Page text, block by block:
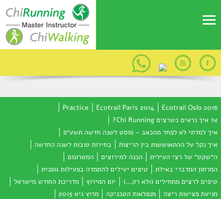
Ecotrail Oslo 2016
Ecotrail Paris 2014
Practice
אז איך נראים כשרצים Chi Running?
איך למדתי לא לפחד מהכאב – פוסט לשנה חדשה תשע״פ
איך נקל על ההתאוששות בין הריצות
בחירות טובות לשנה החדשה
ה״שקט״ של רצי העילית
הכנה למירוצים
המטרונום
המרתון המדברי באילת
טיפים יעילים להתמדה בפעילות גופנית
טיפים לרצים מתחילים (ולא רק…)
יום המירוץ
מדריכת החודש מישראל
מניעת פציעות ריצה
מנפלאות הטכניקה
מרוץ גיא 2015